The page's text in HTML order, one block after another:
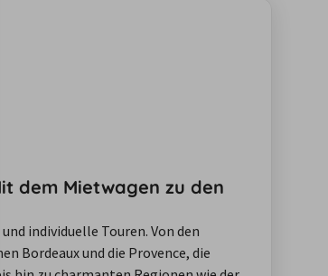
dem Mietwagen zu den
individuelle Touren. Von den
Bordeaux und die Provence, die